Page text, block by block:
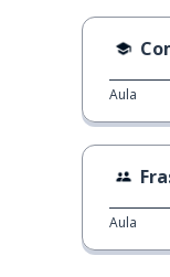
Aula
Aula